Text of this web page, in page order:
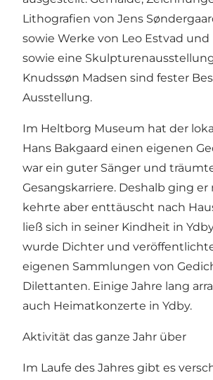
Lithografien von Jens
sowie Werke von Leo Estvad und
sowie eine
Knudssøn Madsen sind fester
Ausstellung.
Im Heltborg Museum hat der
Hans Bakgaard einen eigenen
war ein guter Sänger und
Gesangskarriere. Deshalb ging er
kehrte aber enttäuscht nach
ließ sich in seiner Kindheit in
wurde Dichter und
eigenen Sammlungen von
Dilettanten. Einige Jahre lang
auch Heimatkonzerte in Ydby.
Aktivität das ganze Jahr über
Im Laufe des Jahres gibt es